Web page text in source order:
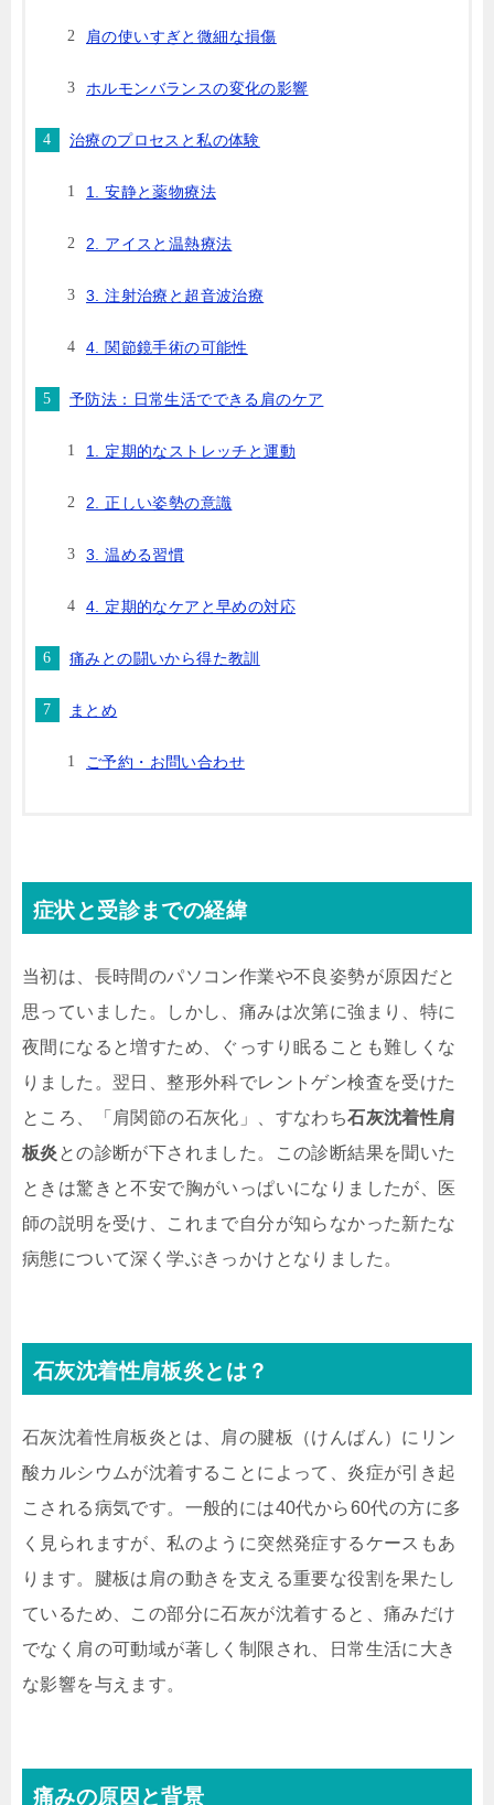
肩の使いすぎと微細な損傷
ホルモンバランスの変化の影響
治療のプロセスと私の体験
1. 安静と薬物療法
2. アイスと温熱療法
3. 注射治療と超音波治療
4. 関節鏡手術の可能性
予防法：日常生活でできる肩のケア
1. 定期的なストレッチと運動
2. 正しい姿勢の意識
3. 温める習慣
4. 定期的なケアと早めの対応
痛みとの闘いから得た教訓
まとめ
ご予約・お問い合わせ
症状と受診までの経緯
当初は、長時間のパソコン作業や不良姿勢が原因だと
思っていました。しかし、痛みは次第に強まり、特に
夜間になると増すため、ぐっすり眠ることも難しくな
りました。翌日、整形外科でレントゲン検査を受けた
ところ、「肩関節の石灰化」、すなわち石灰沈着性肩
板炎との診断が下されました。この診断結果を聞いた
ときは驚きと不安で胸がいっぱいになりましたが、医
師の説明を受け、これまで自分が知らなかった新たな
病態について深く学ぶきっかけとなりました。
石灰沈着性肩板炎とは？
石灰沈着性肩板炎とは、肩の腱板（けんばん）にリン
酸カルシウムが沈着することによって、炎症が引き起
こされる病気です。一般的には40代から60代の方に多
く見られますが、私のように突然発症するケースもあ
ります。腱板は肩の動きを支える重要な役割を果たし
ているため、この部分に石灰が沈着すると、痛みだけ
でなく肩の可動域が著しく制限され、日常生活に大き
な影響を与えます。
痛みの原因と背景